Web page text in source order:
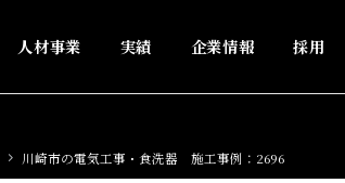
人材事業 実績 企業情報 採用
川崎市の電気工事・食洗器 施工事例：2696